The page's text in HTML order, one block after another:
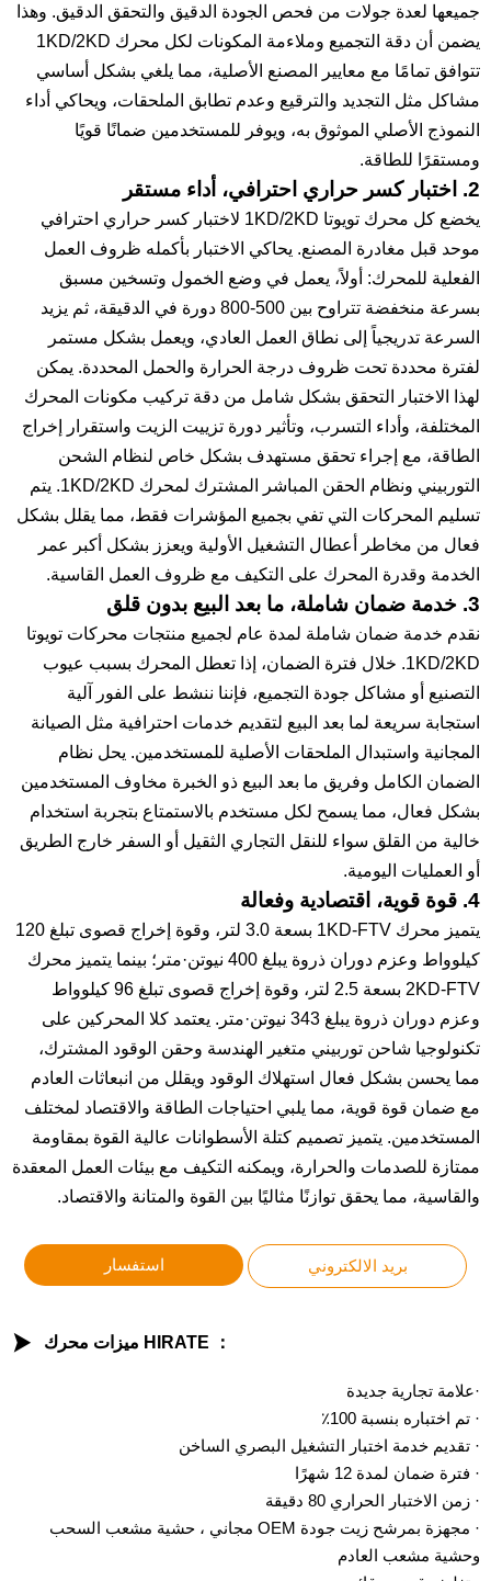
جميعها لعدة جولات من فحص الجودة الدقيق والتحقق الدقيق. وهذا
يضمن أن دقة التجميع وملاءمة المكونات لكل محرك 1KD/2KD
تتوافق تمامًا مع معايير المصنع الأصلية، مما يلغي بشكل أساسي
مشاكل مثل التجديد والترقيع وعدم تطابق الملحقات، ويحاكي أداء
النموذج الأصلي الموثوق به، ويوفر للمستخدمين ضمانًا قويًا
ومستقرًا للطاقة.
2. اختبار كسر حراري احترافي، أداء مستقر
يخضع كل محرك تويوتا 1KD/2KD لاختبار كسر حراري احترافي
موحد قبل مغادرة المصنع. يحاكي الاختبار بأكمله ظروف العمل
الفعلية للمحرك: أولاً، يعمل في وضع الخمول وتسخين مسبق
بسرعة منخفضة تتراوح بين 500-800 دورة في الدقيقة، ثم يزيد
السرعة تدريجياً إلى نطاق العمل العادي، ويعمل بشكل مستمر
لفترة محددة تحت ظروف درجة الحرارة والحمل المحددة. يمكن
لهذا الاختبار التحقق بشكل شامل من دقة تركيب مكونات المحرك
المختلفة، وأداء التسرب، وتأثير دورة تزييت الزيت واستقرار إخراج
الطاقة، مع إجراء تحقق مستهدف بشكل خاص لنظام الشحن
التوربيني ونظام الحقن المباشر المشترك لمحرك 1KD/2KD. يتم
تسليم المحركات التي تفي بجميع المؤشرات فقط، مما يقلل بشكل
فعال من مخاطر أعطال التشغيل الأولية ويعزز بشكل أكبر عمر
الخدمة وقدرة المحرك على التكيف مع ظروف العمل القاسية.
3. خدمة ضمان شاملة، ما بعد البيع بدون قلق
نقدم خدمة ضمان شاملة لمدة عام لجميع منتجات محركات تويوتا
1KD/2KD. خلال فترة الضمان، إذا تعطل المحرك بسبب عيوب
التصنيع أو مشاكل جودة التجميع، فإننا ننشط على الفور آلية
استجابة سريعة لما بعد البيع لتقديم خدمات احترافية مثل الصيانة
المجانية واستبدال الملحقات الأصلية للمستخدمين. يحل نظام
الضمان الكامل وفريق ما بعد البيع ذو الخبرة مخاوف المستخدمين
بشكل فعال، مما يسمح لكل مستخدم بالاستمتاع بتجربة استخدام
خالية من القلق سواء للنقل التجاري الثقيل أو السفر خارج الطريق
أو العمليات اليومية.
4. قوة قوية، اقتصادية وفعالة
يتميز محرك 1KD-FTV بسعة 3.0 لتر، وقوة إخراج قصوى تبلغ 120
كيلوواط وعزم دوران ذروة يبلغ 400 نيوتن·متر؛ بينما يتميز محرك
2KD-FTV بسعة 2.5 لتر، وقوة إخراج قصوى تبلغ 96 كيلوواط
وعزم دوران ذروة يبلغ 343 نيوتن·متر. يعتمد كلا المحركين على
تكنولوجيا شاحن توربيني متغير الهندسة وحقن الوقود المشترك،
مما يحسن بشكل فعال استهلاك الوقود ويقلل من انبعاثات العادم
مع ضمان قوة قوية، مما يلبي احتياجات الطاقة والاقتصاد لمختلف
المستخدمين. يتميز تصميم كتلة الأسطوانات عالية القوة بمقاومة
ممتازة للصدمات والحرارة، ويمكنه التكيف مع بيئات العمل المعقدة
والقاسية، مما يحقق توازنًا مثاليًا بين القوة والمتانة والاقتصاد.
استفسار بريد الالكتروني
 ميزات محرك HIRATE ：
·علامة تجارية جديدة
· تم اختباره بنسبة 100٪
· تقديم خدمة اختبار التشغيل البصري الساخن
· فترة ضمان لمدة 12 شهرًا
· زمن الاختبار الحراري 80 دقيقة
· مجهزة بمرشح زيت جودة OEM مجاني ، حشية مشعب السحب
وحشية مشعب العادم